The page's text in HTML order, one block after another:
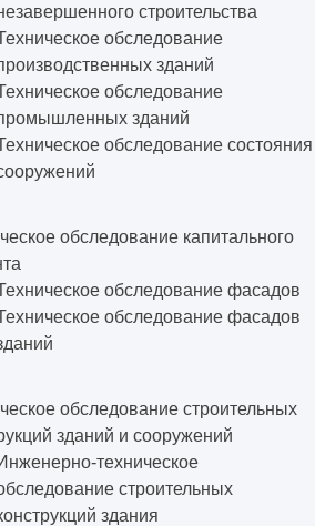
строительства
обследование
зданий
обследование
зданий
обследование состояния
обследование капитального
обследование фасадов
обследование фасадов
обследование строительных
зданий и сооружений
техническое
строительных
здания